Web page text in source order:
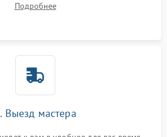
Подробнее
Выезд мастера